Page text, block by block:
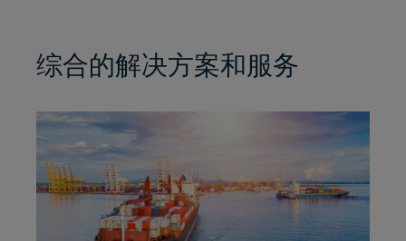
综合的解决方案和服务